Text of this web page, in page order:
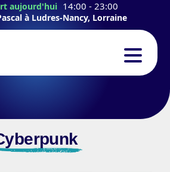
aujourd'hui 14:00 - 23:00
à Ludres-Nancy, Lorraine